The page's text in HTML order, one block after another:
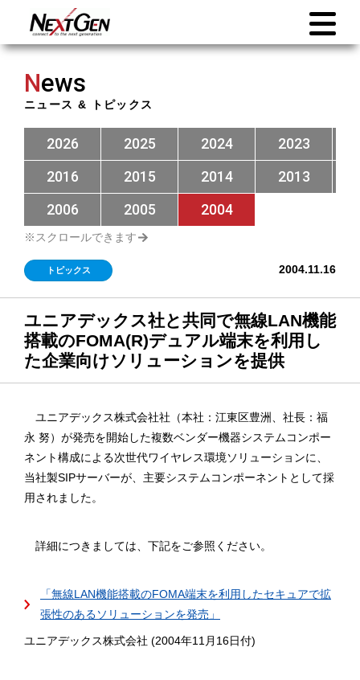
News
ニュース & トピックス
2026 2025 2024 2023
2016
2015 2014 2013
2006
2005 2004
トピックス 2004.11.16
ユニアデックス社と共同で無線LAN機能
搭載のFOMA(R)デュアル端末を利用し
た企業向けソリューションを提供
ユニアデックス株式会社社（本社：江東区豊洲、社長：福
永 努）が発売を開始した複数ベンダー機器システムコンポー
ネント構成による次世代ワイヤレス環境ソリューションに、
当社製SIPサーバーが、主要システムコンポーネントとして採
用されました。
詳細につきましては、下記をご参照ください。
「無線LAN機能搭載のFOMA端末を利用したセキュアで拡
張性のあるソリューションを発売」
ユニアデックス株式会社 (2004年11月16日付)